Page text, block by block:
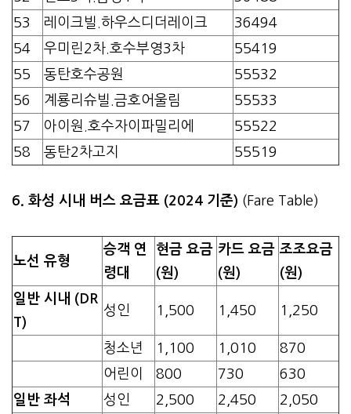
53
레이크빌.하우스디더레이크
36494
54
우미린2차.호수부영3차
55419
55
동탄호수공원
55532
56
계룡리슈빌.금호어울림
55533
57
아이원.호수자이파밀리에
55522
58
동탄2차고지 55519
6. 화성 시내 버스 요금표 (2024 기준) (Fare Table)
노선 유형
승객 연
령대
현금 요금
(원)
카드 요금
(원)
조조요금
(원)
일반 시내 (DR
T)
성인 1,500 1,450 1,250
청소년 1,100 1,010
870
어린이
800 730
630
일반 좌석
성인 2,500 2,450
2,050